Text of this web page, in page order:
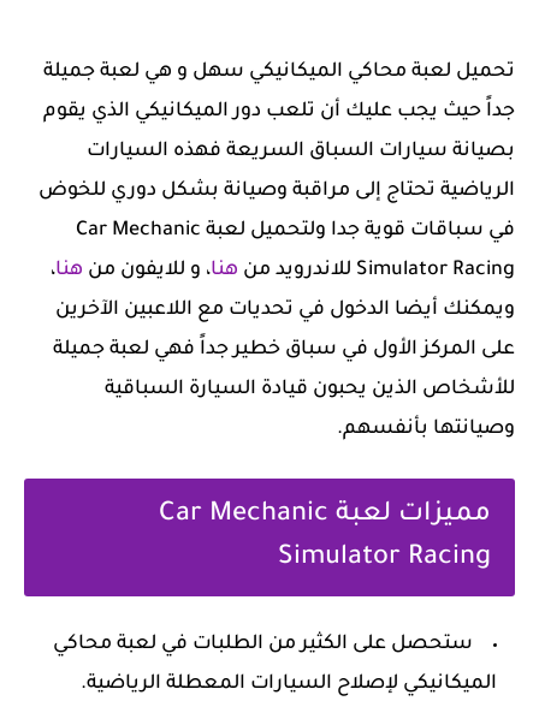
تحميل لعبة محاكي الميكانيكي سهل و هي ‏لعبة جميلة
جداً حيث يجب عليك أن تلعب دور الميكانيكي الذي يقوم
بصيانة سيارات السباق السريعة فهذه السيارات
الرياضية تحتاج إلى مراقبة وصيانة بشكل دوري للخوض
في سباقات قوية جدا ولتحميل لعبة Car Mechanic
Simulator Racing للاندرويد من
هنا، و للايفون من هنا،
ويمكنك أيضا الدخول في تحديات مع اللاعبين الآخرين
على المركز الأول في سباق خطير جداً فهي لعبة جميلة
للأشخاص الذين يحبون قيادة السيارة السباقية
وصيانتها بأنفسهم.
مميزات لعبة Car Mechanic
Simulator Racing
‏ستحصل على الكثير من الطلبات في لعبة محاكي
الميكانيكي لإصلاح السيارات المعطلة الرياضية.